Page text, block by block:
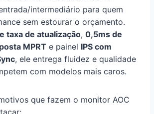
intermediário para quem
sem estourar o orçamento.
taxa de atualização, 0,5ms de
MPRT e painel IPS com
, ele entrega fluidez e qualidade
com modelos mais caros.
que fazem o monitor AOC